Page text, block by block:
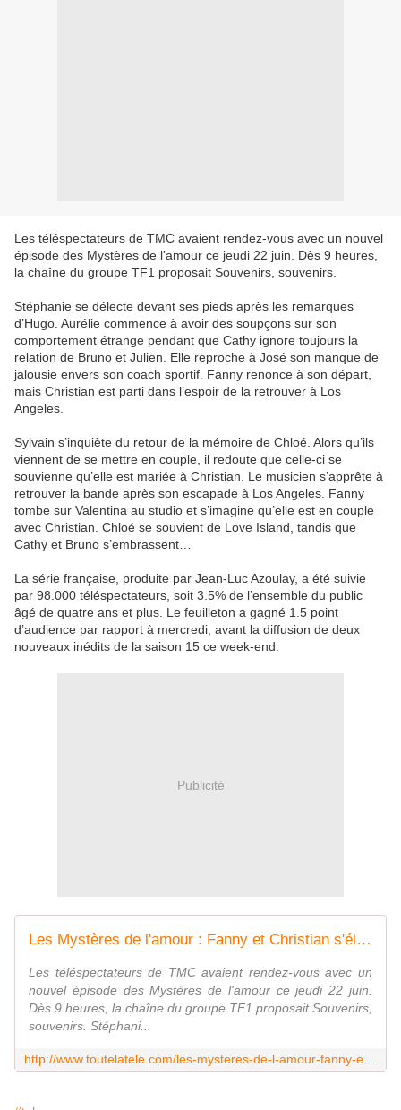
Les téléspectateurs de TMC avaient rendez-vous avec un nouvel
épisode des Mystères de l’amour ce jeudi 22 juin. Dès 9 heures,
la chaîne du groupe TF1 proposait Souvenirs, souvenirs.
Stéphanie se délecte devant ses pieds après les remarques
d’Hugo. Aurélie commence à avoir des soupçons sur son
comportement étrange pendant que Cathy ignore toujours la
relation de Bruno et Julien. Elle reproche à José son manque de
jalousie envers son coach sportif. Fanny renonce à son départ,
mais Christian est parti dans l’espoir de la retrouver à Los
Angeles.
Sylvain s’inquiète du retour de la mémoire de Chloé. Alors qu’ils
viennent de se mettre en couple, il redoute que celle-ci se
souvienne qu’elle est mariée à Christian. Le musicien s’apprête à
retrouver la bande après son escapade à Los Angeles. Fanny
tombe sur Valentina au studio et s’imagine qu’elle est en couple
avec Christian. Chloé se souvient de Love Island, tandis que
Cathy et Bruno s’embrassent…
La série française, produite par Jean-Luc Azoulay, a été suivie
par 98.000 téléspectateurs, soit 3.5% de l’ensemble du public
âgé de quatre ans et plus. Le feuilleton a gagné 1.5 point
d’audience par rapport à mercredi, avant la diffusion de deux
nouveaux inédits de la saison 15 ce week-end.
Publicité
Les Mystères de l'amour : Fanny et Christian s'éloignent, Cathy embrasse Bruno
Les téléspectateurs de TMC avaient rendez-vous avec un
nouvel épisode des Mystères de l'amour ce jeudi 22 juin.
Dès 9 heures, la chaîne du groupe TF1 proposait Souvenirs,
souvenirs. Stéphani...